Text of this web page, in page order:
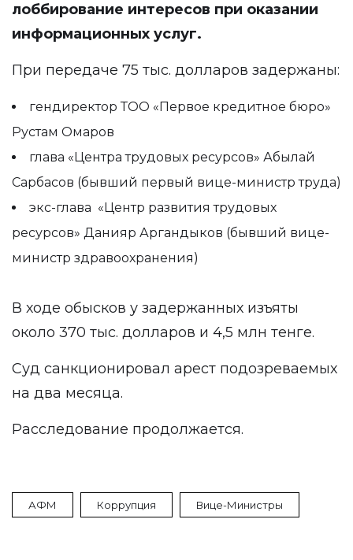
лоббирование интересов при оказании
информационных услуг.
При передаче 75 тыс. долларов задержаны:
гендиректор ТОО «Первое кредитное бюро»
Рустам Омаров
глава «Центра трудовых ресурсов» Абылай
Сарбасов (бывший первый вице-министр труда)
экс-глава «Центр развития трудовых
ресурсов» Данияр Аргандыков (бывший вице-
министр здравоохранения)
В ходе обысков у задержанных изъяты
около 370 тыс. долларов и 4,5 млн тенге.
Суд санкционировал арест подозреваемых
на два месяца.
Расследование продолжается.
АФМ Коррупция Вице-Министры